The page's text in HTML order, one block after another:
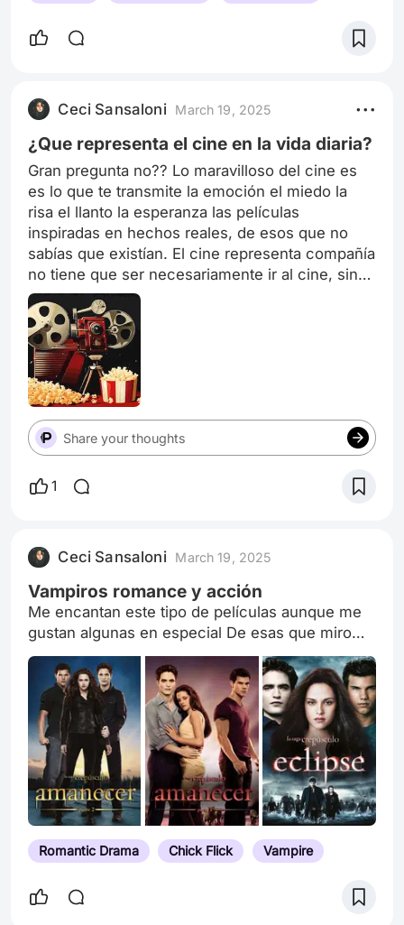
Ceci Sansaloni March 19, 2025
¿Que representa el cine en la vida diaria?
Gran pregunta no?? Lo maravilloso del cine es
es lo que te transmite la emoción el miedo la
risa el llanto la esperanza las películas
inspiradas en hechos reales, de esos que no
sabías que existían. El cine representa compañía
no tiene que ser necesariamente ir al cine, sino
de preparar el sofá la cama o incluso un mini
cine en el patio de tu casa con pocholo dulce o
una pizza. También es cine ver las películas que
muchas veces no son muy recomendadas por
algunos críticos , créeme muchas veces esas
pelis son geniales. Amo el cine y quizás me
quedo corta en la descripción……..
Share your thoughts
1
Ceci Sansaloni March 19, 2025
Vampiros romance y acción
Me encantan este tipo de películas aunque me
gustan algunas en especial De esas que miro
más de una vez Romance Drama
Romantic Drama Chick Flick Vampire